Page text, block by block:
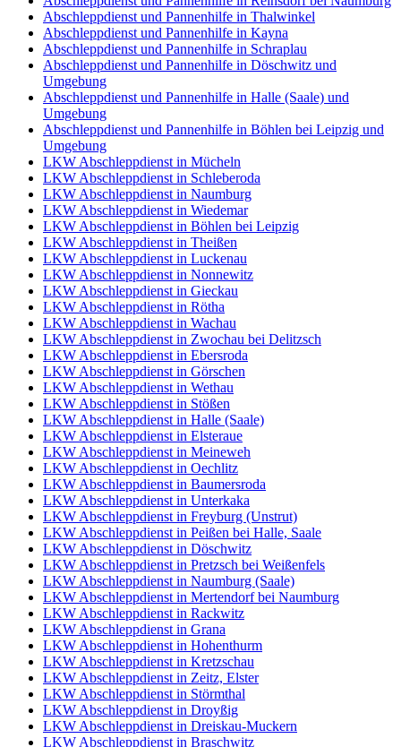
Abschleppdienst und Pannenhilfe in Thalwinkel
Abschleppdienst und Pannenhilfe in Kayna
Abschleppdienst und Pannenhilfe in Schraplau
Abschleppdienst und Pannenhilfe in Döschwitz und
Umgebung
Abschleppdienst und Pannenhilfe in Halle (Saale) und
Umgebung
Abschleppdienst und Pannenhilfe in Böhlen bei Leipzig und
Umgebung
LKW Abschleppdienst in Mücheln
LKW Abschleppdienst in Schleberoda
LKW Abschleppdienst in Naumburg
LKW Abschleppdienst in Wiedemar
LKW Abschleppdienst in Böhlen bei Leipzig
LKW Abschleppdienst in Theißen
LKW Abschleppdienst in Luckenau
LKW Abschleppdienst in Nonnewitz
LKW Abschleppdienst in Gieckau
LKW Abschleppdienst in Rötha
LKW Abschleppdienst in Wachau
LKW Abschleppdienst in Zwochau bei Delitzsch
LKW Abschleppdienst in Ebersroda
LKW Abschleppdienst in Görschen
LKW Abschleppdienst in Wethau
LKW Abschleppdienst in Stößen
LKW Abschleppdienst in Halle (Saale)
LKW Abschleppdienst in Elsteraue
LKW Abschleppdienst in Meineweh
LKW Abschleppdienst in Oechlitz
LKW Abschleppdienst in Baumersroda
LKW Abschleppdienst in Unterkaka
LKW Abschleppdienst in Freyburg (Unstrut)
LKW Abschleppdienst in Peißen bei Halle, Saale
LKW Abschleppdienst in Döschwitz
LKW Abschleppdienst in Pretzsch bei Weißenfels
LKW Abschleppdienst in Naumburg (Saale)
LKW Abschleppdienst in Mertendorf bei Naumburg
LKW Abschleppdienst in Rackwitz
LKW Abschleppdienst in Grana
LKW Abschleppdienst in Hohenthurm
LKW Abschleppdienst in Kretzschau
LKW Abschleppdienst in Zeitz, Elster
LKW Abschleppdienst in Störmthal
LKW Abschleppdienst in Droyßig
LKW Abschleppdienst in Dreiskau-Muckern
LKW Abschleppdienst in Braschwitz